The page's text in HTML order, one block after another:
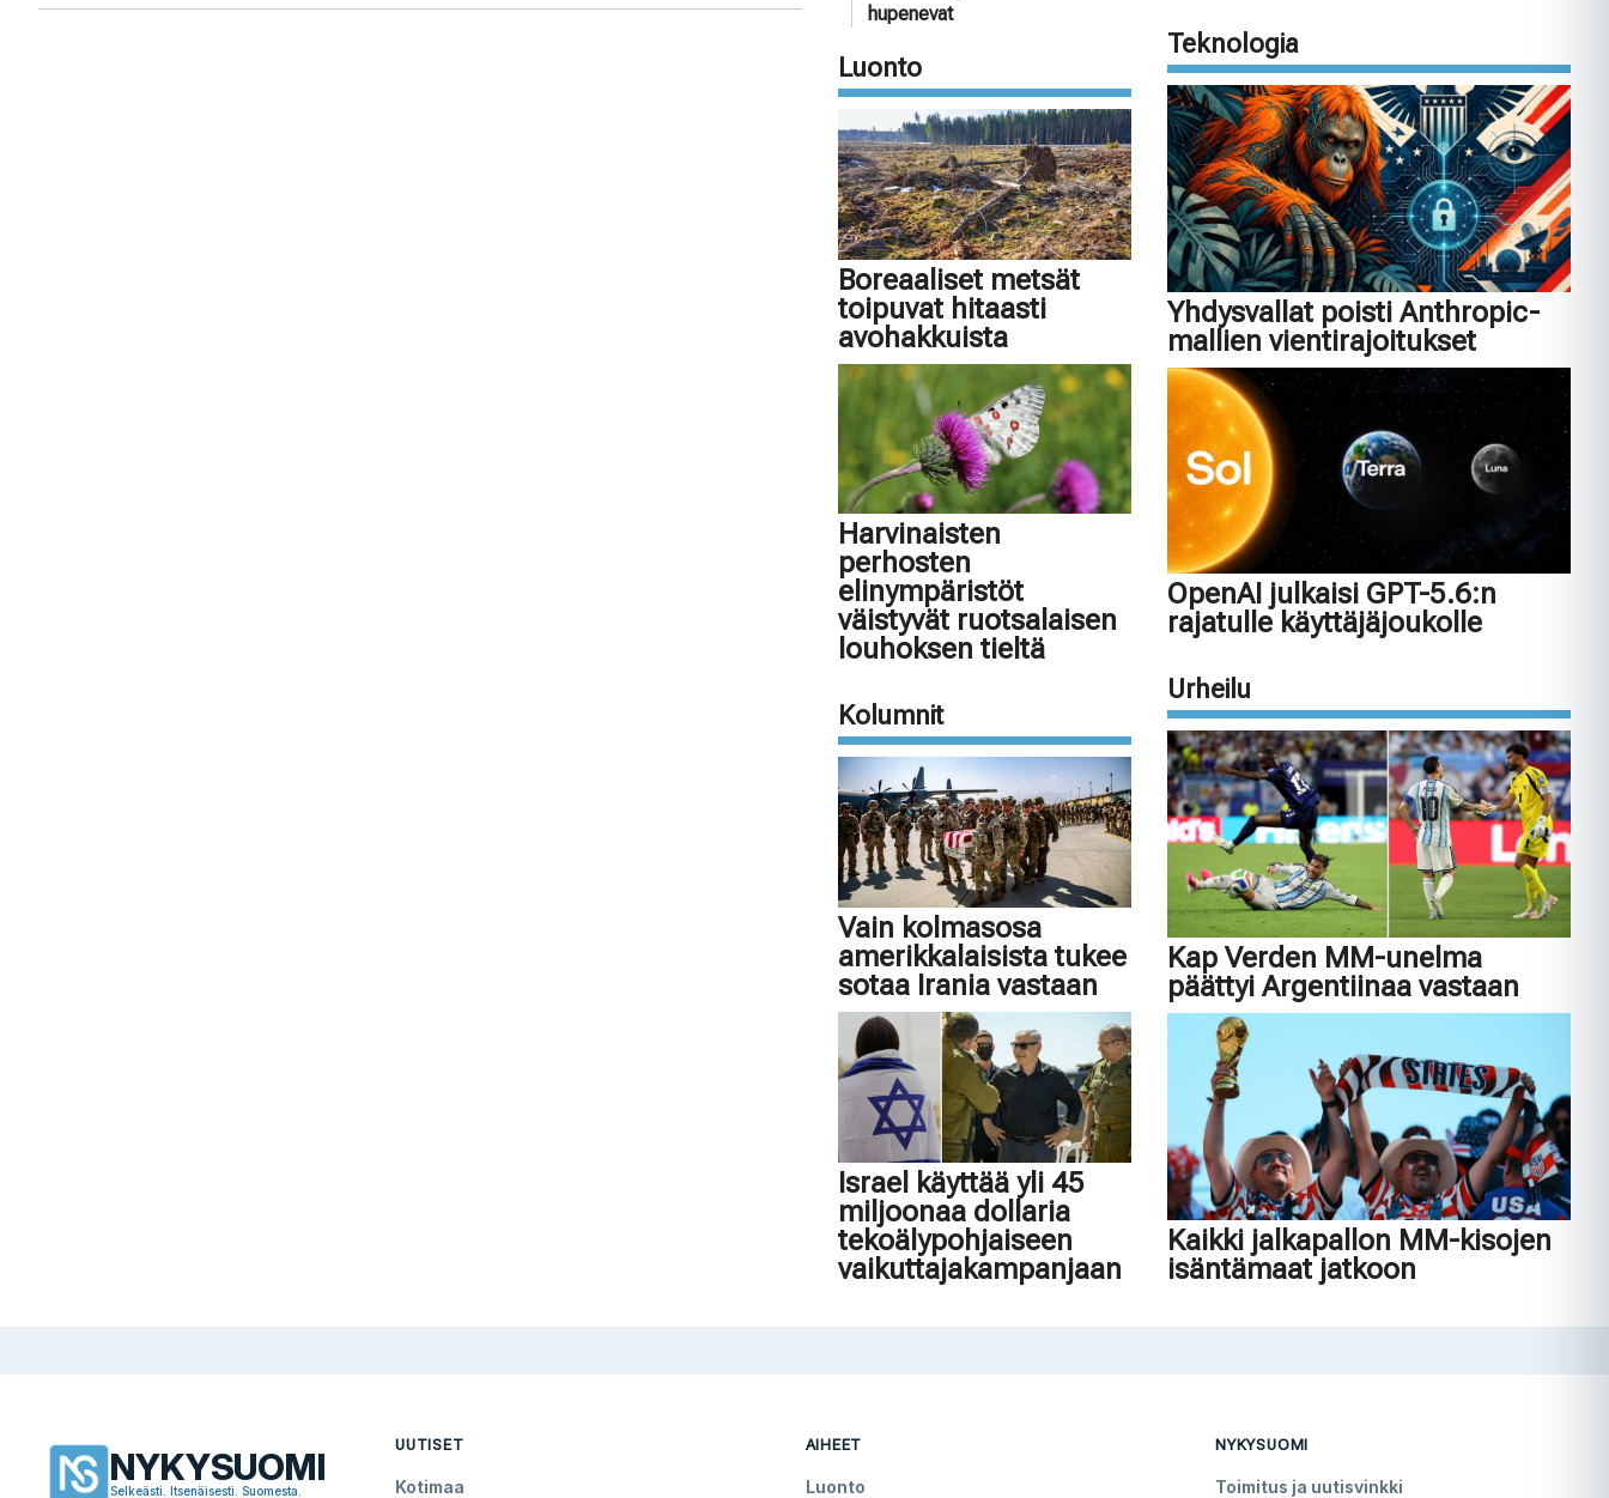
hupenevat
Luonto
Boreaaliset metsät
toipuvat hitaasti
avohakkuista
Harvinaisten
perhosten
elinympäristöt
väistyvät ruotsalaisen
louhoksen tieltä
Kolumnit
Vain kolmasosa
amerikkalaisista tukee
sotaa Irania vastaan
Israel käyttää yli 45
miljoonaa dollaria
tekoälypohjaiseen
vaikuttajakampanjaan
Teknologia
Yhdysvallat poisti Anthropic-
mallien vientirajoitukset
OpenAI julkaisi GPT-5.6:n
rajatulle käyttäjäjoukolle
Urheilu
Kap Verden MM-unelma
päättyi Argentiinaa vastaan
Kaikki jalkapallon MM-kisojen
isäntämaat jatkoon
NYKYSUOMI
Selkeästi. Itsenäisesti. Suomesta.
UUTISET
Kotimaa
AIHEET
Luonto
NYKYSUOMI
Toimitus ja uutisvinkki